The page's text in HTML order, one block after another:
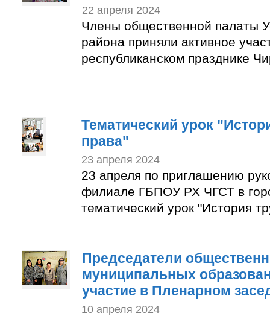
22 апреля 2024
Члены общественной палаты
района приняли активное
республиканском празднике
Тематический урок
права"
23 апреля 2024
23 апреля по приглашению
филиале ГБПОУ РХ ЧГСТ в
тематический урок "История
Председатели
муниципальных
участие в Пленарном
10 апреля 2024